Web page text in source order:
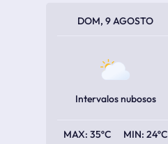
DOM, 9 AGOSTO
Intervalos nubosos
35ºC 24ºC